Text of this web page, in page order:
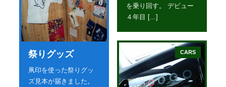
祭りグッズ
凧印を使った祭りグッ
ズ見本が届きました。
を乗り回す。 デビュー
４年目 [...]
CARS